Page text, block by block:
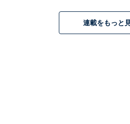
「子がパートナーとして連れて
出身大学 3位 慶應義塾、2位 京都
連載をもっと